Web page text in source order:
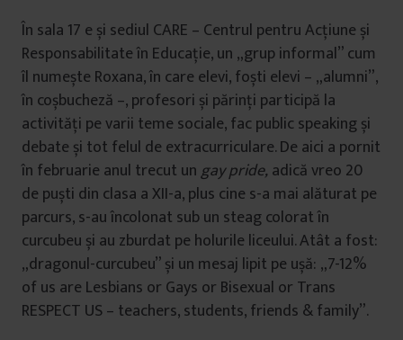
În sala 17 e și sediul CARE – Centrul pentru Acțiune și
Responsabilitate în Educație, un „grup informal” cum
îl numește Roxana, în care elevi, foști elevi – „alumni”,
în coșbucheză –, profesori și părinți participă la
activități pe varii teme sociale, fac public speaking și
debate și tot felul de extracurriculare. De aici a pornit
în februarie anul trecut ungay pride, adică vreo 20
de puști din clasa a XII-a, plus cine s-a mai alăturat pe
parcurs, s-au încolonat sub un steag colorat în
curcubeu și au zburdat pe holurile liceului. Atât a fost:
„dragonul-curcubeu” și un mesaj lipit pe ușă: „7-12%
of us are Lesbians or Gays or Bisexual or Trans
RESPECT US – teachers, students, friends & family”.